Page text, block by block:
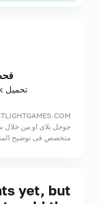
تحميل grok اروع تطبيق ذكاء صناعى
جوجل بلاى او من خلال
متخصص فى توضيح
yet, but